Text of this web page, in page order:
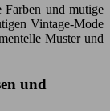
und mutige
Vintage-Mode
Muster und
und